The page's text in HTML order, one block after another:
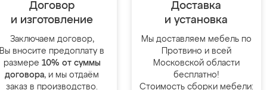
Договор
и изготовление
Заключаем договор,
Вы вносите предоплату в
размере 10% от суммы
договора, и мы отдаём
заказ в производство.
Доставка
и установка
Мы доставляем мебель по
Протвино и всей
Московской области
бесплатно!
Стоимость сборки мебели: